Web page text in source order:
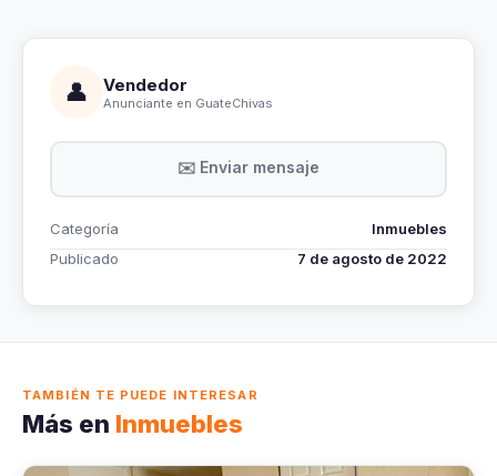
👤 Vendedor
Anunciante en GuateChivas
✉️ Enviar mensaje
Categoría
Inmuebles
Publicado
7 de agosto de 2022
TAMBIÉN TE PUEDE INTERESAR
Más en Inmuebles